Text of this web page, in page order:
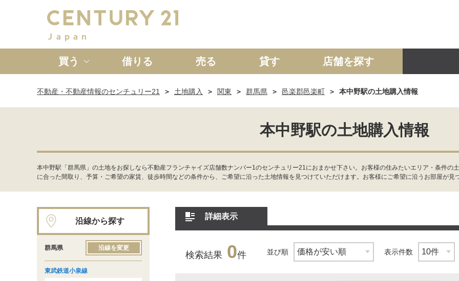
買う
新築一戸建て 中古一戸建て マンション 土地 事業投資用
借りる 売る 貸す 店舗を探す
不動産・不動産情報のセンチュリー21 土地購入 関東 群馬県 邑楽郡邑楽町 本中野駅の土地購入情報
本中野駅の土地購入情報
本中野駅「群馬県」の土地をお探しなら不動産フランチャイズ店舗数ナンバー1のセンチュリー21におまかせ下さい。お客様の住みたいエリア・条件
に合った間取り、予算・ご希望の家賃、徒歩時間などの条件から、ご希望に沿った土地情報を見つけていただけます。お客様にご希望に沿うお部屋が
詳細表示
検索結果 0件 並び順 表示件数
沿線から探す
群馬県 沿線を変更
東武鉄道小泉線